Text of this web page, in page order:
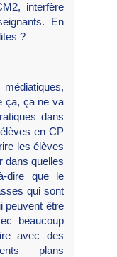
interfère
En
?
ça, ça ne va
dans
en CP
les élèves
dans quelles
dire que le
qui sont
peuvent être
beaucoup
avec des
plans